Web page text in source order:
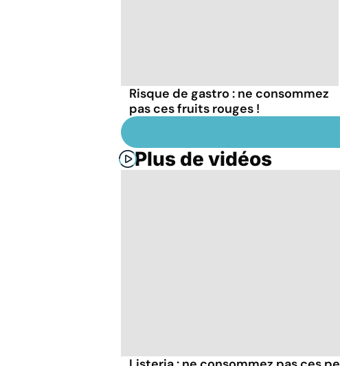
Risque de gastro : ne consommez
pas ces fruits rouges !
Plus de vidéos